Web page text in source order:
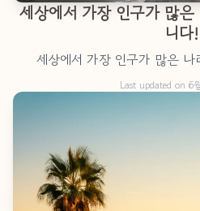
세상에서 가장 인구가 많
니다!
세상에서 가장 인구가 많은
Last updated on 6